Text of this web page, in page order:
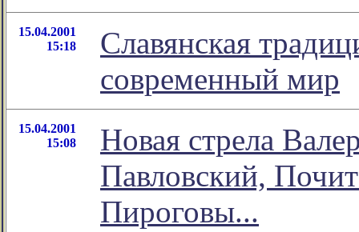
15.04.2001
15:18
Славянская
современный мир
15.04.2001
15:08
Новая стрела
Павловский,
Пироговы...